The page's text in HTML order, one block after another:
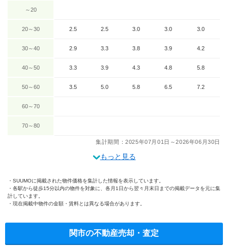
～20
20～30 2.5 2.5 3.0 3.0 3.0
30～40 2.9 3.3 3.8 3.9 4.2
40～50 3.3 3.9 4.3 4.8 5.8
50～60 3.5 5.0 5.8 6.5 7.2
60～70
70～80
集計期間：2025年07月01日～2026年06月30日
もっと見る
SUUMOに掲載された物件価格を集計した情報を表示しています。
各駅から徒歩15分以内の物件を対象に、各月1日から翌々月末日までの掲載データを元に集
計しています。
現在掲載中物件の金額・賃料とは異なる場合があります。
関市の不動産売却・査定